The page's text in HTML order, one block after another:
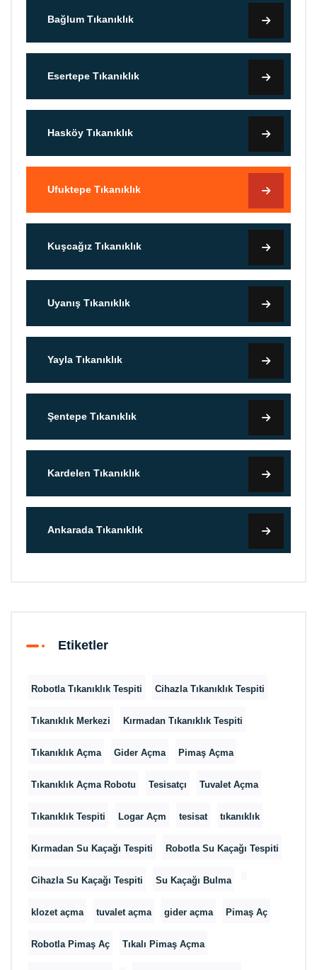
Bağlum Tıkanıklık
Esertepe Tıkanıklık
Hasköy Tıkanıklık
Ufuktepe Tıkanıklık
Kuşcağız Tıkanıklık
Uyanış Tıkanıklık
Yayla Tıkanıklık
Şentepe Tıkanıklık
Kardelen Tıkanıklık
Ankarada Tıkanıklık
Etiketler
Robotla Tıkanıklık Tespiti Cihazla Tıkanıklık Tespiti
Tıkanıklık Merkezi Kırmadan Tıkanıklık Tespiti
Tıkanıklık Açma Gider Açma Pimaş Açma
Tıkanıklık Açma Robotu Tesisatçı Tuvalet Açma
Tıkanıklık Tespiti Logar Açm tesisat tıkanıklık
Kırmadan Su Kaçağı Tespiti Robotla Su Kaçağı Tespiti
Cihazla Su Kaçağı Tespiti Su Kaçağı Bulma
klozet açma tuvalet açma gider açma Pimaş Aç
Robotla Pimaş Aç Tıkalı Pimaş Açma